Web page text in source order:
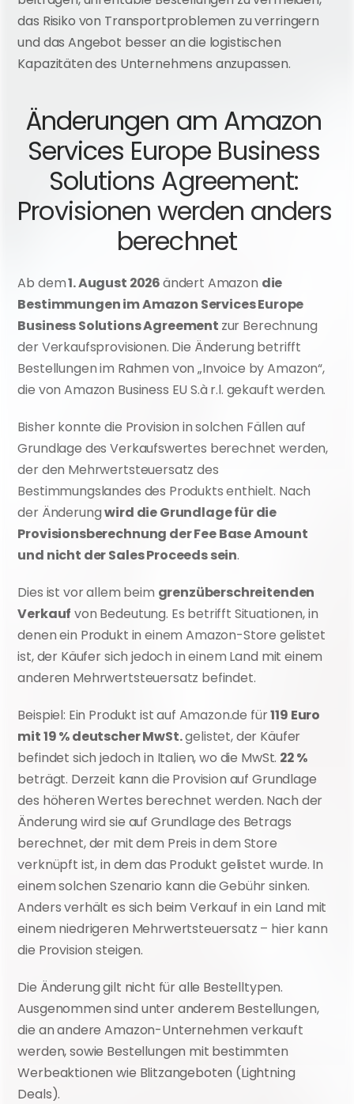
das Risiko von Transportproblemen zu verringern
und das Angebot besser an die logistischen
Kapazitäten des Unternehmens anzupassen.
Änderungen am Amazon
Services Europe Business
Solutions Agreement:
Provisionen werden anders
berechnet
Ab dem 1. August 2026 ändert Amazon die
Bestimmungen im Amazon Services Europe
Business Solutions Agreement zur Berechnung
der Verkaufsprovisionen. Die Änderung betrifft
Bestellungen im Rahmen von „Invoice by Amazon“,
die von Amazon Business EU S.à r.l. gekauft werden.
Bisher konnte die Provision in solchen Fällen auf
Grundlage des Verkaufswertes berechnet werden,
der den Mehrwertsteuersatz des
Bestimmungslandes des Produkts enthielt. Nach
der Änderung wird die Grundlage für die
Provisionsberechnung der Fee Base Amount
und nicht der Sales Proceeds sein.
Dies ist vor allem beim grenzüberschreitenden
Verkauf von Bedeutung. Es betrifft Situationen, in
denen ein Produkt in einem Amazon-Store gelistet
ist, der Käufer sich jedoch in einem Land mit einem
anderen Mehrwertsteuersatz befindet.
Beispiel: Ein Produkt ist auf Amazon.de für 119 Euro
mit 19 % deutscher MwSt. gelistet, der Käufer
befindet sich jedoch in Italien, wo die MwSt. 22 %
beträgt. Derzeit kann die Provision auf Grundlage
des höheren Wertes berechnet werden. Nach der
Änderung wird sie auf Grundlage des Betrags
berechnet, der mit dem Preis in dem Store
verknüpft ist, in dem das Produkt gelistet wurde. In
einem solchen Szenario kann die Gebühr sinken.
Anders verhält es sich beim Verkauf in ein Land mit
einem niedrigeren Mehrwertsteuersatz – hier kann
die Provision steigen.
Die Änderung gilt nicht für alle Bestelltypen.
Ausgenommen sind unter anderem Bestellungen,
die an andere Amazon-Unternehmen verkauft
werden, sowie Bestellungen mit bestimmten
Werbeaktionen wie Blitzangeboten (Lightning
Deals).